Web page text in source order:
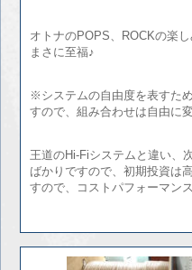
オトナのPOPS、ROCKの楽し
まさに至福♪
※システムの自由度を表すた
すので、組み合わせは自由に
王道のHi-Fiシステムと違い、
ばかりですので、初期投資は
すので、コストパフォーマン